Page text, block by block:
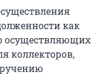
как
осуществляющих
коллекторов,